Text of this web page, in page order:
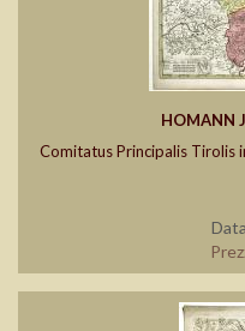
HOMANN
Comitatus Principalis Tirolis